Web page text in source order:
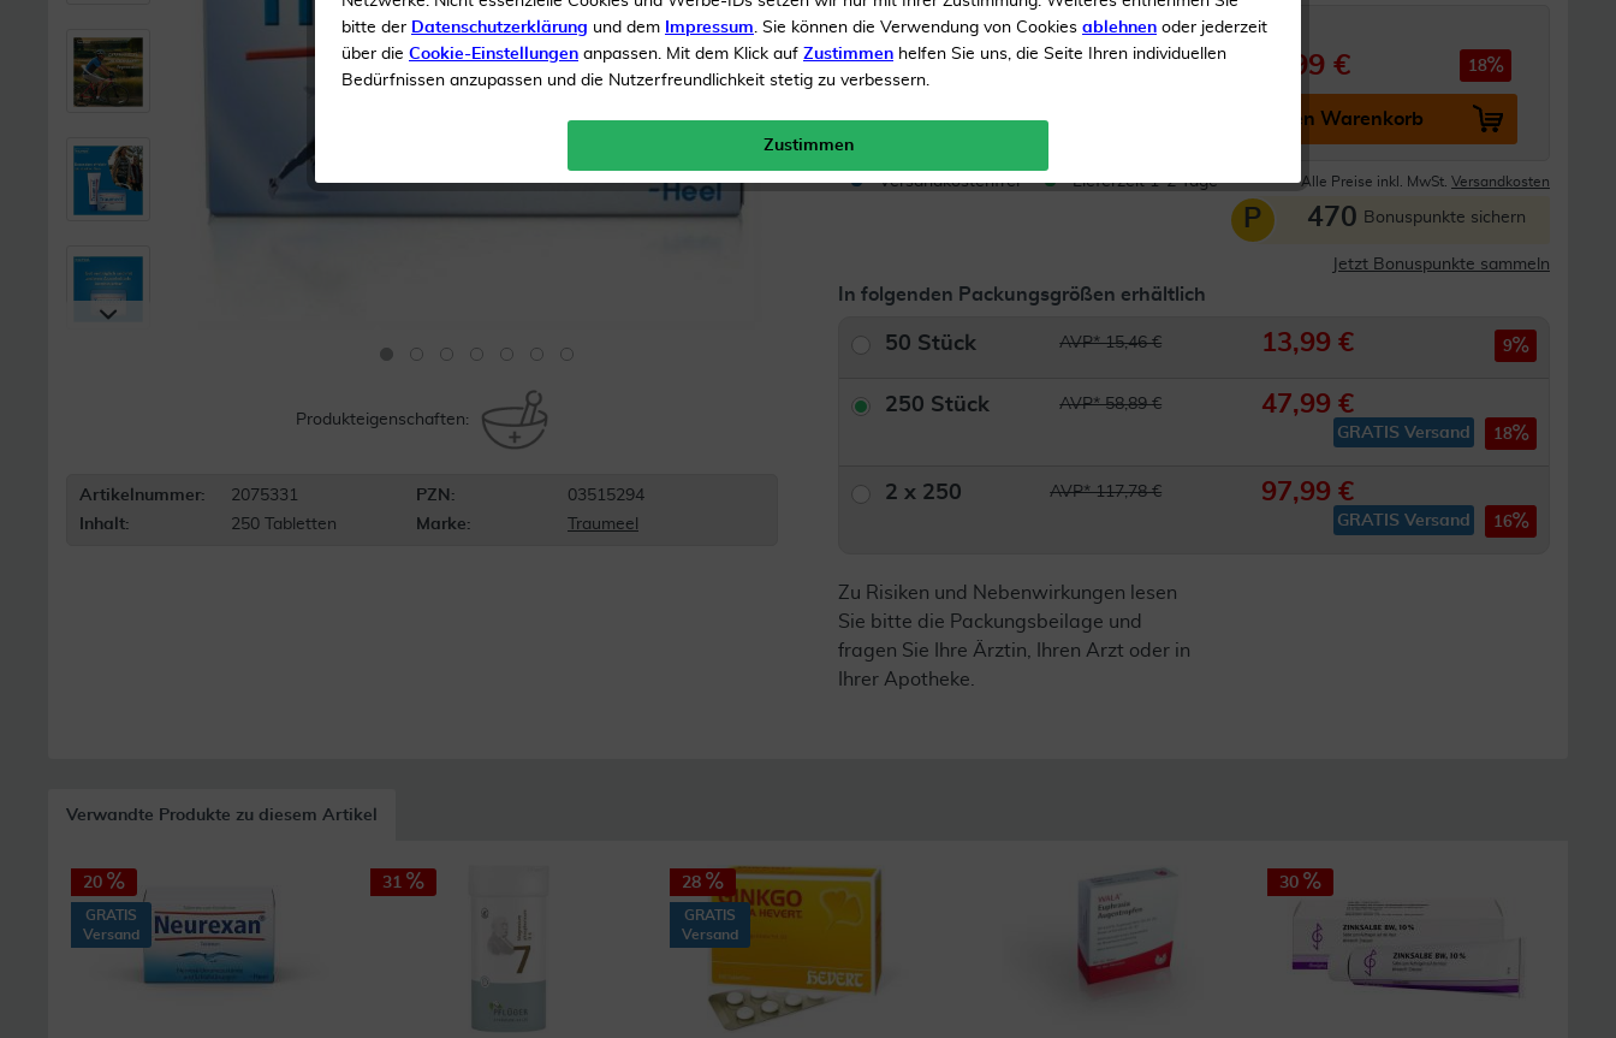
Produkteigenschaften:
Artikelnummer: 2075331 PZN:
03515294
Inhalt:
250 Tabletten Marke: Traumeel
Inhalt250 Tabletten
47,99 € 18
In den Warenkorb
Versandkostenfrei Lieferzeit 1-2 Tage Alle Preise inkl. MwSt. Versandkosten
P 470 Bonuspunkte sichern
Jetzt Bonuspunkte sammeln
In folgenden Packungsgrößen erhältlich
50 Stück AVP* 15,46 € 13,99 € 9
250 Stück AVP* 58,89 € 47,99 €
GRATIS Versand 18
2 x 250 AVP* 117,78 € 97,99 €
GRATIS Versand 16
Zu Risiken und Nebenwirkungen lesen
Sie bitte die Packungsbeilage und
fragen Sie Ihre Ärztin, Ihren Arzt oder in
Ihrer Apotheke.
Verwandte Produkte zu diesem Artikel
20
GRATIS
Versand
31 28
GRATIS
Versand
30
bitte der Datenschutzerklärung und dem Impressum. Sie können die Verwendung von Cookies ablehnen oder jederzeit
über die Cookie-Einstellungen anpassen. Mit dem Klick auf Zustimmen helfen Sie uns, die Seite Ihren individuellen
Bedürfnissen anzupassen und die Nutzerfreundlichkeit stetig zu verbessern.
Zustimmen